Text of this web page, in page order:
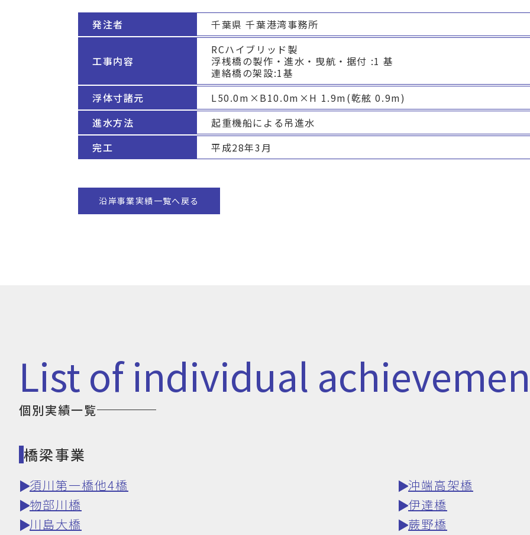
発注者 千葉県 千葉港湾事務所
工事内容
RCハイブリッド製
浮桟橋の製作・進水・曳航・据付 :1 基
連絡橋の架設:1基
浮体寸諸元
L50.0m×B10.0m×H 1.9m(乾舷 0.9m)
進水方法
起重機船による吊進水
完工
平成28年3月
沿岸事業実績一覧へ戻る
list of individual
個別実績一覧
橋梁事業
須川第一橋他4橋
沖端高架橋
物部川橋
伊達橋
川島大橋
蕨野橋